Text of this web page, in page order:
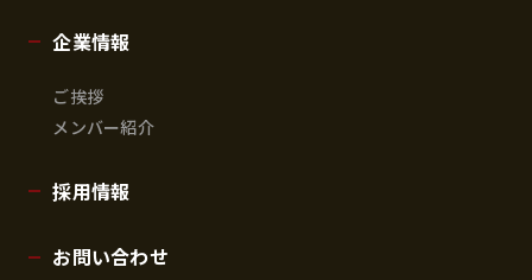
企業情報
ご挨拶
メンバー紹介
採用情報
お問い合わせ